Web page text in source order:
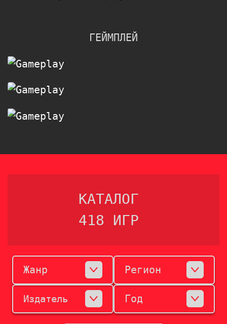
ГЕЙМПЛЕЙ
КАТАЛОГ
418 ИГР
Жанр Регион
Издатель Год